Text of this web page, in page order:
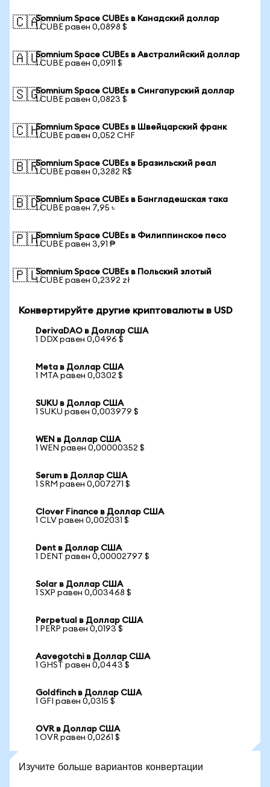
🇨🇦Somnium Space CUBEs в Канадский доллар
1 CUBE равен 0,0898 $
🇦🇺Somnium Space CUBEs в Австралийский доллар
1 CUBE равен 0,0911 $
🇸🇬Somnium Space CUBEs в Сингапурский доллар
1 CUBE равен 0,0823 $
🇨🇭Somnium Space CUBEs в Швейцарский франк
1 CUBE равен 0,052 CHF
🇧🇷Somnium Space CUBEs в Бразильский реал
1 CUBE равен 0,3282 R$
🇧🇩Somnium Space CUBEs в Бангладешская така
1 CUBE равен 7,95 ৳
🇵🇭Somnium Space CUBEs в Филиппинское песо
1 CUBE равен 3,91 ₱
🇵🇱Somnium Space CUBEs в Польский злотый
1 CUBE равен 0,2392 zł
Конвертируйте другие криптовалюты в USD
DerivaDAO в Доллар США
1 DDX равен 0,0496 $
Meta в Доллар США
1 MTA равен 0,0302 $
SUKU в Доллар США
1 SUKU равен 0,003979 $
WEN в Доллар США
1 WEN равен 0,00000352 $
Serum в Доллар США
1 SRM равен 0,007271 $
Clover Finance в Доллар США
1 CLV равен 0,002031 $
Dent в Доллар США
1 DENT равен 0,00002797 $
Solar в Доллар США
1 SXP равен 0,003468 $
Perpetual в Доллар США
1 PERP равен 0,0193 $
Aavegotchi в Доллар США
1 GHST равен 0,0443 $
Goldfinch в Доллар США
1 GFI равен 0,0315 $
OVR в Доллар США
1 OVR равен 0,0261 $
Изучите больше вариантов конвертации